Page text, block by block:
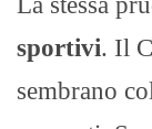
sportivi. Il
sembrano